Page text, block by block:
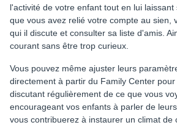
l'activité de votre enfant tout en lui
que vous avez relié votre compte au sien,
qui il discute et consulter sa liste d'amis.
courant sans être trop curieux.
Vous pouvez même ajuster leurs
directement à partir du Family Center
discutant régulièrement de ce que vous
encourageant vos enfants à parler de
vous contribuerez à instaurer un climat de